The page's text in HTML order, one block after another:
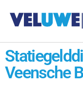
Veensche